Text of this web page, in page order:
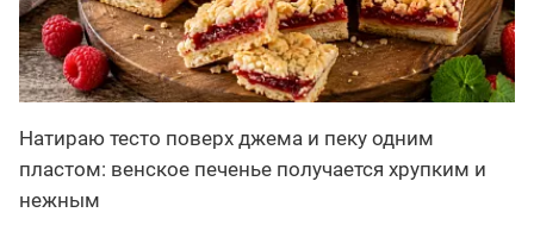
Натираю тесто поверх джема и пеку одним
пластом: венское печенье получается хрупким и
нежным